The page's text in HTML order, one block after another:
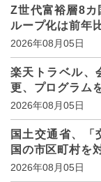
Z世代富裕層8カ
ループ化は前
2026年08月05日
楽天トラベル、
更、プログラム
2026年08月05日
国土交通省、「
国の市区町村を
2026年08月05日